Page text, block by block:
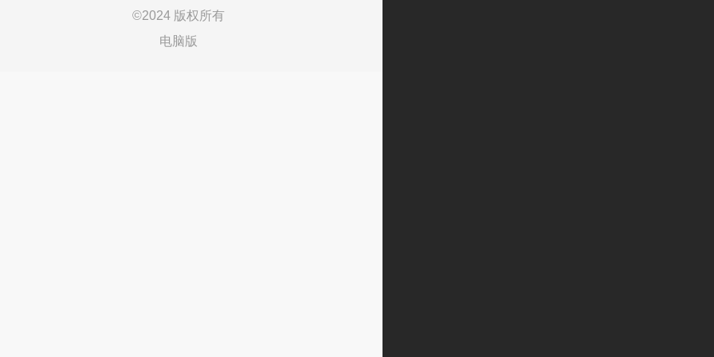
©2024 版权所有
电脑版